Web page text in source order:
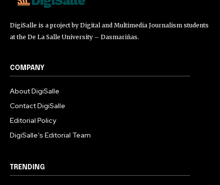
DigiSalle is a project by Digital and Multimedia Journalism students
at the De La Salle University – Dasmariñas.
COMPANY
About DigiSalle
Contact DigiSalle
Editorial Policy
DigiSalle’s Editorial Team
TRENDING